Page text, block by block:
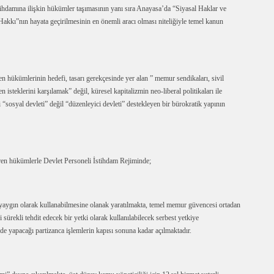
ilişkin hükümler taşımasının yanı sıra Anayasa’da “Siyasal Haklar ve
hayata geçirilmesinin en önemli aracı olması niteliğiyle temel kanun
hükümlerinin hedefi, tasarı gerekçesinde yer alan ” memur sendikaları, sivil
isteklerini karşılamak” değil, küresel kapitalizmin neo-liberal politikaları ile
devleti” değil “düzenleyici devleti” destekleyen bir bürokratik yapının
hükümlerle Devlet Personeli İstihdam Rejiminde;
olarak kullanabilmesine olanak yaratılmakta, temel memur güvencesi ortadan
sürekli tehdit edecek bir yetki olarak kullanılabilecek serbest yetkiye
partizanca işlemlerin kapısı sonuna kadar açılmaktadır.